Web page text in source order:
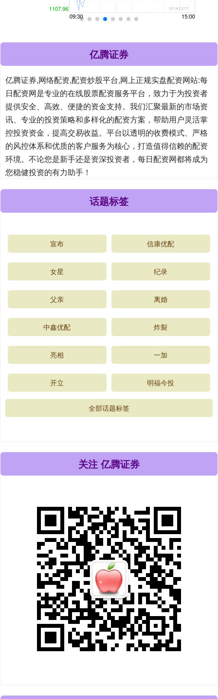
亿腾证券
亿腾证券,网络配资,配资炒股平台,网上正规实盘配资网站:每
日配资网是专业的在线股票配资服务平台，致力于为投资者
提供安全、高效、便捷的资金支持。我们汇聚最新的市场资
讯、专业的投资策略和多样化的配资方案，帮助用户灵活掌
控投资资金，提高交易收益。平台以透明的收费模式、严格
的风控体系和优质的客户服务为核心，打造值得信赖的配资
环境。不论您是新手还是资深投资者，每日配资网都将成为
您稳健投资的有力助手！
话题标签
宣布 信康优配
女星 纪录
父亲 离婚
中鑫优配 炸裂
亮相 一加
开立 明福今投
全部话题标签
关注 亿腾证券